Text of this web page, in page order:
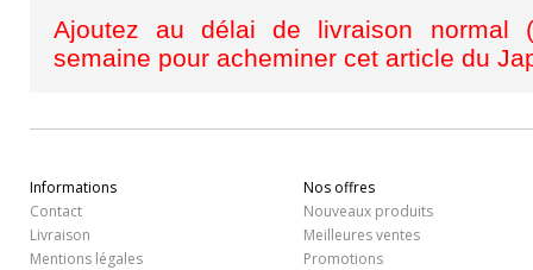
Ajoutez au délai de livraison normal
semaine pour acheminer cet article du
Informations
Contact
Livraison
Mentions légales
Nos offres
Nouveaux produits
Meilleures ventes
Promotions